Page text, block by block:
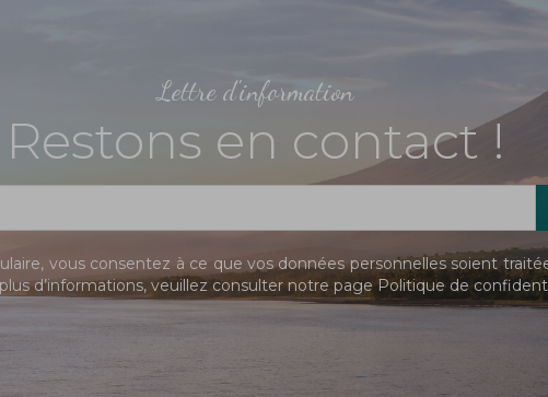
Lettre d'information
Restons en contact !
vous consentez à ce que vos données personnelles soient
d’informations, veuillez consulter notre pagePolitique de